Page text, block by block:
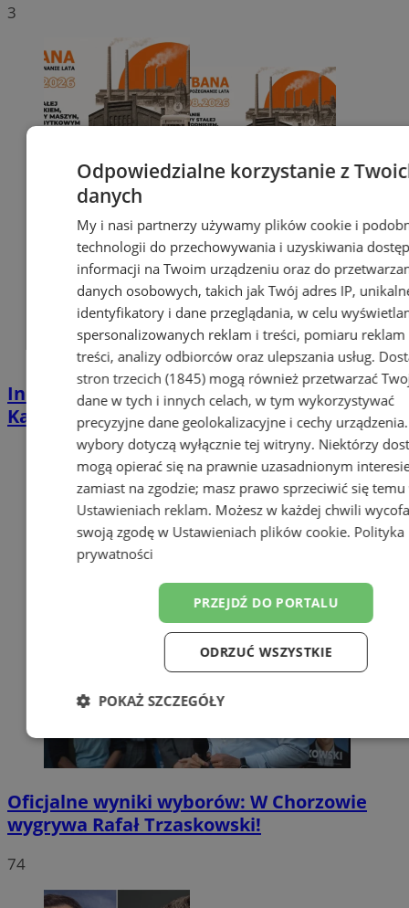
3
Industrialna podróż przez Chorzów i
Katowice. Nadchodzi HUTBANA 2026
Oficjalne wyniki wyborów: W Chorzowie
wygrywa Rafał Trzaskowski!
74
Odpowiedzialne korzystanie z
danych
My i nasi partnerzy używamy plików cookie i
technologii do przechowywania i uzyskiwania
informacji na Twoim urządzeniu oraz do
danych osobowych, takich jak Twój adres IP,
identyfikatory i dane przeglądania, w celu
spersonalizowanych reklam i treści, pomiaru reklam
treści, analizy odbiorców oraz ulepszania usług.
stron trzecich (1845)mogą również przetwarzać
dane w tych i innych celach, w tym wykorzystywać
precyzyjne dane geolokalizacyjne i cechy
wybory dotyczą wyłącznie tej witryny. Niektórzy
mogą opierać się na prawnie uzasadnionym
zamiast na zgodzie; masz prawo sprzeciwić się temu
Ustawieniach reklam. Możesz w każdej chwili
swoją zgodę w Ustawieniach plików cookie. Polityka
prywatności
PRZEJDŹ DO PORTALU
ODRZUĆ WSZYSTKIE
POKAŻ SZCZEGÓŁY
Niezbędne Wydajność
Funkcjonalność